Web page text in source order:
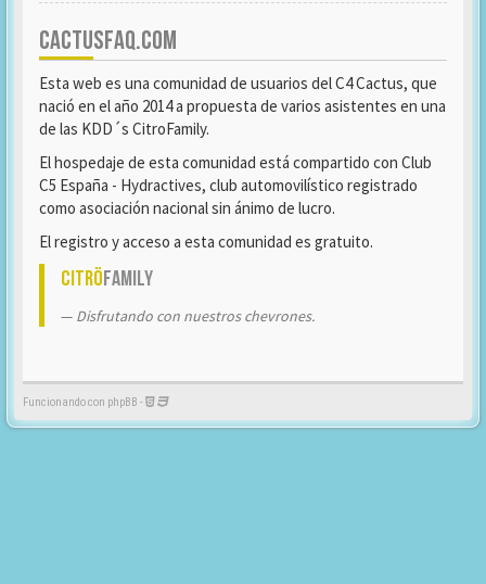
CACTUSFAQ.COM
Esta web es una comunidad de usuarios del C4 Cactus, que
nació en el año 2014 a propuesta de varios asistentes en una
de las KDD´s CitroFamily.
El hospedaje de esta comunidad está compartido con Club
C5 España - Hydractives, club automovilístico registrado
como asociación nacional sin ánimo de lucro.
El registro y acceso a esta comunidad es gratuito.
CitröFamily
Disfrutando con nuestros chevrones.
Funcionando con phpBB -